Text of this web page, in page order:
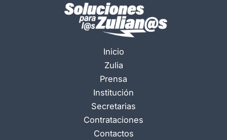
Inicio
Zulia
Prensa
Institución
Secretarias
Contrataciones
Contactos